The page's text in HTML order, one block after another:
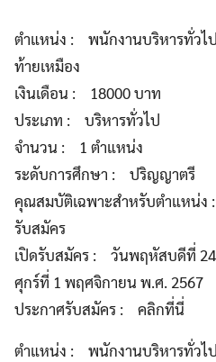
ตำแหน่ง : พนักงานบริหารทั่วไ
ท้ายเหมือง
เงินเดือน : 18000 บาท
ประเภท : บริหารทั่วไป
จำนวน : 1 ตำแหน่ง
ระดับการศึกษา : ปริญญาตรี
คุณสมบัติเฉพาะสำหรับตำแหน่ง
รับสมัคร
เปิดรับสมัคร : วันพฤหัสบดีที่ 24
ศุกร์ที่ 1 พฤศจิกายน พ.ศ. 2567
ประกาศรับสมัคร : คลิกที่นี่
ตำแหน่ง : พนักงานบริหารทั่วไ